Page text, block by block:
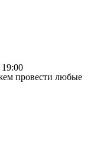
провести любые